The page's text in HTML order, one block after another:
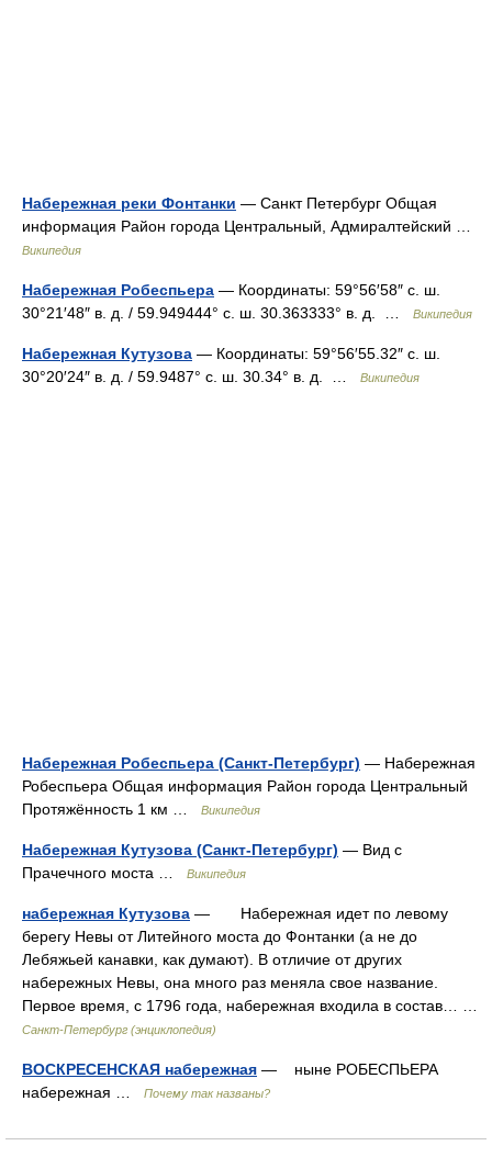
Набережная реки Фонтанки — Санкт Петербург Общая
информация Район города Центральный, Адмиралтейский …
Википедия
Набережная Робеспьера — Координаты: 59°56′58″ с. ш.
30°21′48″ в. д. / 59.949444° с. ш. 30.363333° в. д. …
Википедия
Набережная Кутузова — Координаты: 59°56′55.32″ с. ш.
30°20′24″ в. д. / 59.9487° с. ш. 30.34° в. д. …
Википедия
Набережная Робеспьера (Санкт-Петербург) — Набережная
Робеспьера Общая информация Район города Центральный
Протяжённость 1 км …
Википедия
Набережная Кутузова (Санкт-Петербург) — Вид с
Прачечного моста …
Википедия
набережная Кутузова — Набережная идет по левому
берегу Невы от Литейного моста до Фонтанки (а не до
Лебяжьей канавки, как думают). В отличие от других
набережных Невы, она много раз меняла свое название.
Первое время, с 1796 года, набережная входила в состав… …
Санкт-Петербург (энциклопедия)
ВОСКРЕСЕНСКАЯ набережная — ныне РОБЕСПЬЕРА
набережная …
Почему так названы?